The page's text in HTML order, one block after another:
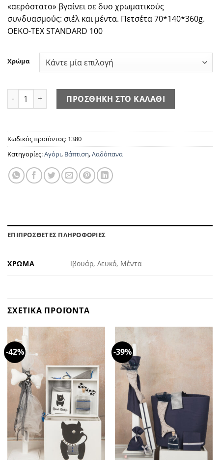
«αερόστατο» βγαίνει σε δυο χρωματικούς
συνδυασμούς: σιέλ και μέντα. Πετσέτα 70*140*360g.
OEKO-TEX STANDARD 100
Χρώμα
Αερόστατο 1380 ποσότηταΠΡΟΣΘΗΚΗ ΣΤΟ ΚΑΛΑΘΙ
Κωδικός προϊόντος: 1380
Κατηγορίες:Αγόρι, Βάπτιση,Λαδόπανα
ΕΠΙΠΡΟΣΘΕΤΕΣ ΠΛΗΡΟΦΟΡΙΕΣ
ΧΡΩΜΑ Ιβουάρ, Λευκό, Μέντα
ΣΧΕΤΙΚΑ ΠΡΟΪΟΝΤΑ
-42% -39%